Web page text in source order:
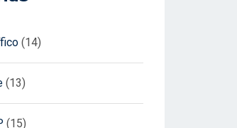
(14)
(13)
(15)